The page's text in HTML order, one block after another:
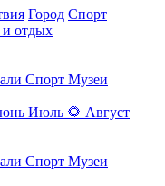
Город Спорт
отдых
Спорт Музеи
Июль 🌻 Август
Спорт Музеи